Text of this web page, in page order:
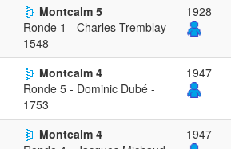
Montcalm 5
Ronde 1 - Charles Tremblay -
1548
1928
Montcalm 4
Ronde 5 - Dominic Dubé -
1753
1947
Montcalm 4
1947